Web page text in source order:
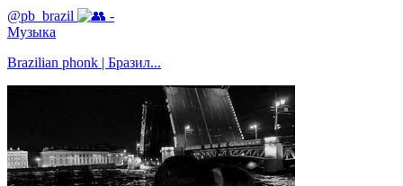
@pb_brazil
-
Музыка
Brazilian phonk | Бразил...